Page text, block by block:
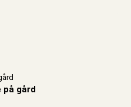
på gård